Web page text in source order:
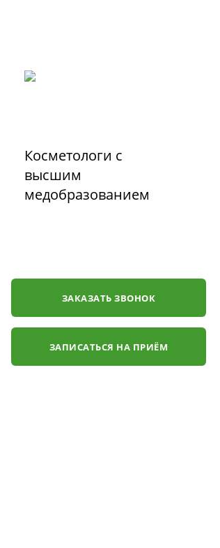
Косметологи с
высшим
медобразованием
ЗАКАЗАТЬ ЗВОНОК
ЗАПИСАТЬСЯ НА ПРИЁМ